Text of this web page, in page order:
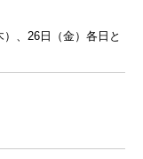
、26日（金）各日と